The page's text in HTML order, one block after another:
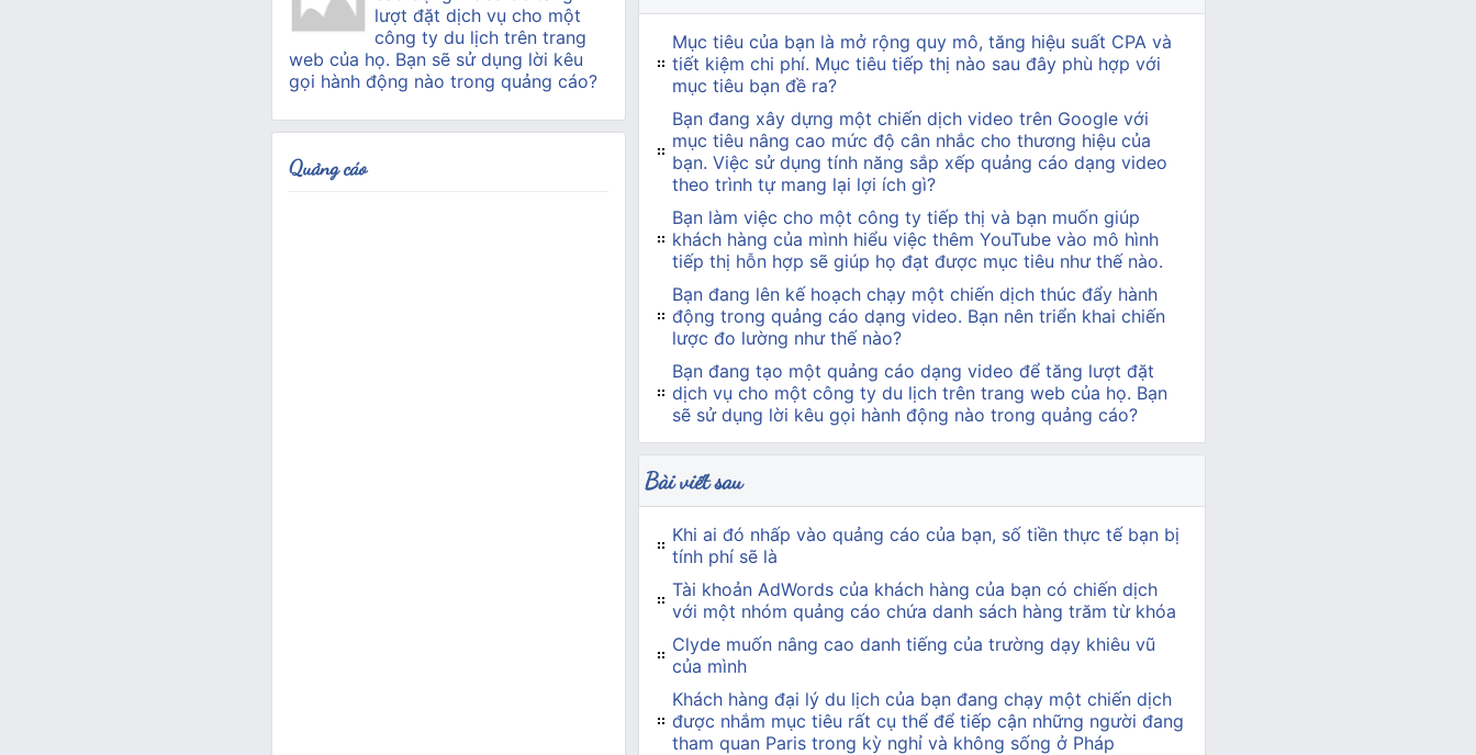
Mục tiêu của bạn là mở rộng quy mô, tăng hiệu suất CPA và
tiết kiệm chi phí. Mục tiêu tiếp thị nào sau đây phù hợp với
mục tiêu bạn đề ra?
Bạn đang xây dựng một chiến dịch video trên Google với
mục tiêu nâng cao mức độ cân nhắc cho thương hiệu của
bạn. Việc sử dụng tính năng sắp xếp quảng cáo dạng video
theo trình tự mang lại lợi ích gì?
Bạn làm việc cho một công ty tiếp thị và bạn muốn giúp
khách hàng của mình hiểu việc thêm YouTube vào mô hình
tiếp thị hỗn hợp sẽ giúp họ đạt được mục tiêu như thế nào.
Bạn đang lên kế hoạch chạy một chiến dịch thúc đẩy hành
động trong quảng cáo dạng video. Bạn nên triển khai chiến
lược đo lường như thế nào?
Bạn đang tạo một quảng cáo dạng video để tăng lượt đặt
dịch vụ cho một công ty du lịch trên trang web của họ. Bạn
sẽ sử dụng lời kêu gọi hành động nào trong quảng cáo?
Bài viết sau
Khi ai đó nhấp vào quảng cáo của bạn, số tiền thực tế bạn bị
tính phí sẽ là
Tài khoản AdWords của khách hàng của bạn có chiến dịch
với một nhóm quảng cáo chứa danh sách hàng trăm từ khóa
Clyde muốn nâng cao danh tiếng của trường dạy khiêu vũ
của mình
Khách hàng đại lý du lịch của bạn đang chạy một chiến dịch
được nhắm mục tiêu rất cụ thể để tiếp cận những người đang
tham quan Paris trong kỳ nghỉ và không sống ở Pháp
lượt đặt dịch vụ cho một
công ty du lịch trên trang
web của họ. Bạn sẽ sử dụng lời kêu
gọi hành động nào trong quảng cáo?
Quảng cáo